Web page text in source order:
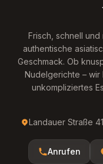
Frisch, schnell
authentische
Geschmack. Ob
Nudelgerichte –
unkompliziertes
Landauer Straße
Anrufen